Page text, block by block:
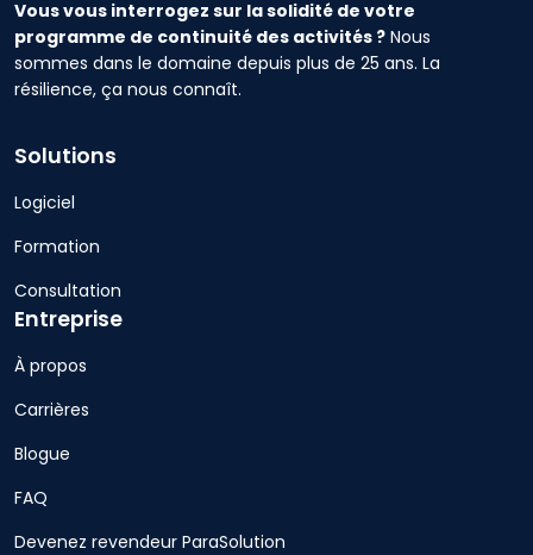
Vous vous interrogez sur la solidité de votre
programme de continuité des activités ? Nous
sommes dans le domaine depuis plus de 25 ans. La
résilience, ça nous connaît.
Solutions
Logiciel
Formation
Consultation
Entreprise
À propos
Carrières
Blogue
FAQ
Devenez revendeur ParaSolution